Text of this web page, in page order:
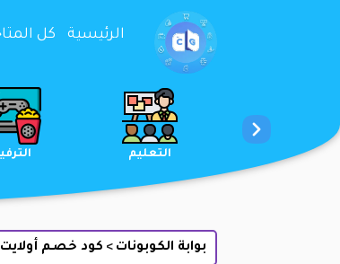
تخطي إلى المحتوى
الرئيسية كل
الجمال والعناية الخدمات
بوابة الكوبونات > كود خصم أولايت